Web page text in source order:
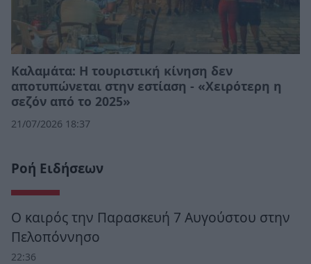
Καλαμάτα: Η τουριστική κίνηση δεν
αποτυπώνεται στην εστίαση - «Χειρότερη η
σεζόν από το 2025»
21/07/2026 18:37
Ροή Ειδήσεων
Ο καιρός την Παρασκευή 7 Αυγούστου στην
Πελοπόννησο
22:36